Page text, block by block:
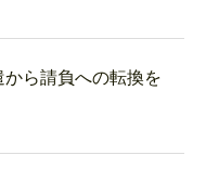
ら請負への転換を